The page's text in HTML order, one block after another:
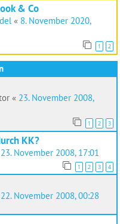
& Co
« 8. November 2020,
1 2
« 23. November 2008,
1 2 3
KK?
23. November 2008, 17:01
1 2 3 4
22. November 2008, 00:28